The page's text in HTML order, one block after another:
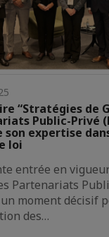
“Stratégies de
Public-Privé
son expertise
loi
entrée en
Partenariats
moment décisif
des…